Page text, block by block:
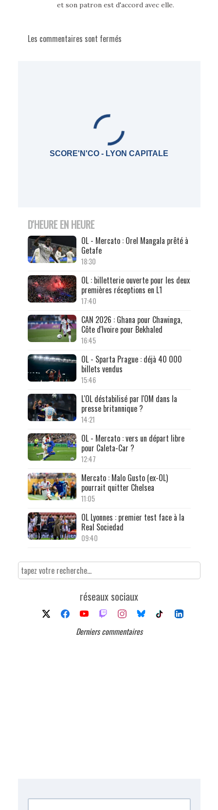
et son patron est d'accord avec elle.
Les commentaires sont fermés
SCORE'N'CO - LYON CAPITALE
D'HEURE EN HEURE
OL - Mercato : Orel Mangala prêté à
Getafe
18:30
OL : billetterie ouverte pour les deux
premières réceptions en L1
17:40
CAN 2026 : Ghana pour Chawinga,
Côte d'Ivoire pour Bekhaled
16:45
OL - Sparta Prague : déjà 40 000
billets vendus
15:46
L'OL déstabilisé par l'OM dans la
presse britannique ?
14:21
OL - Mercato : vers un départ libre
pour Caleta-Car ?
12:47
Mercato : Malo Gusto (ex-OL)
pourrait quitter Chelsea
11:05
OL Lyonnes : premier test face à la
Real Sociedad
09:40
réseaux sociaux
Derniers commentaires